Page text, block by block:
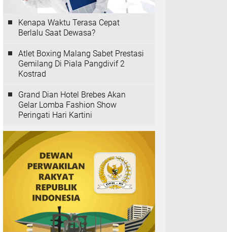
Kenapa Waktu Terasa Cepat
Berlalu Saat Dewasa?
Atlet Boxing Malang Sabet Prestasi
Gemilang Di Piala Pangdivif 2
Kostrad
Grand Dian Hotel Brebes Akan
Gelar Lomba Fashion Show
Peringati Hari Kartini